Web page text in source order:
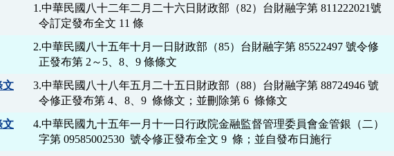
1.中華民國八十二年二月二十六日財政部（82）台財融字第 811222021號
2.中華民國八十五年十月一日財政部（85）台財融字第 85522497 號令修
文
3.中華民國八十八年五月二十五日財政部（88）台財融字第 88724946 號
文
4.中華民國九十五年一月十一日行政院金融監督管理委員會金管銀（二）